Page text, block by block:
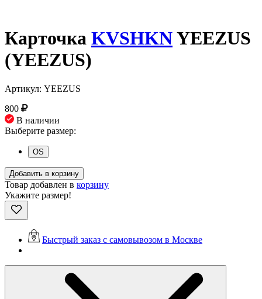
Карточка KVSHKNYEEZUS
(YEEZUS)
Артикул: YEEZUS
800
В наличии
Выберите размер:
OS
Добавить в корзину
Товар добавлен в корзину
Укажите размер!
Быстрый заказ с самовывозом в Москве